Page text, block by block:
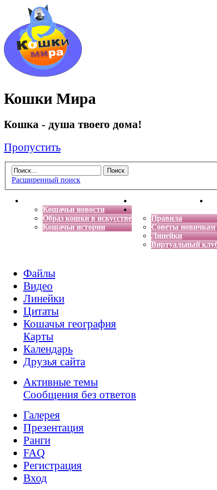
Кошки Мира
Кошка - душа твоего дома!
Пропустить
Расширенный поиск
Кошачьи новости
Образ кошки в искусстве
Кошачьи истории
Энциклопедия кошек
Правила
Советы новичкам
Линейки
Виртуальный
Файлы
Видео
Линейки
Цитаты
Кошачья география
Карты
Календарь
Друзья сайта
Активные темы
Сообщения без ответов
Галерея
Презентация
Ранги
FAQ
Регистрация
Вход